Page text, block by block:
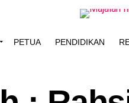
PETUA PENDIDIKAN